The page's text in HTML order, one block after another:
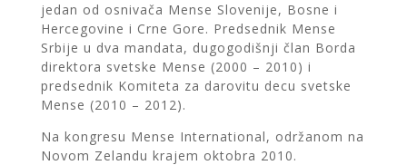
jedan od osnivača Mense Slovenije, Bosne i
Hercegovine i Crne Gore. Predsednik Mense
Srbije u dva mandata, dugogodišnji član Borda
direktora svetske Mense (2000 – 2010) i
predsednik Komiteta za darovitu decu svetske
Mense (2010 – 2012).
Na kongresu Mense International, održanom na
Novom Zelandu krajem oktobra 2010.